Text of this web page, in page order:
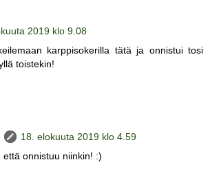
2019 klo 9.08
karppisokerilla tätä ja onnistui tosi
toistekin!
18. elokuuta 2019 klo 4.59
että onnistuu niinkin! :)